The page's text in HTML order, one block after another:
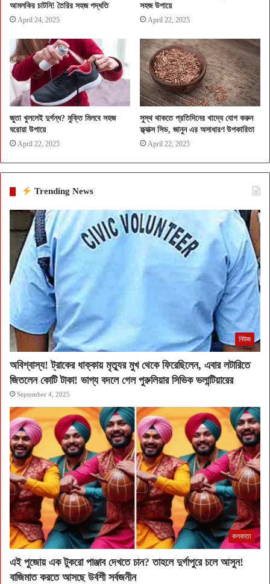
আমলকির চাটনি! তৈরির সহজ পদ্ধতি
April 24, 2025
সহজ উপায়ে
April 22, 2025
জুতা খুললেই দুর্গন্ধ? মুক্তি মিলবে সহজ
ঘরোয়া উপায়ে
April 22, 2025
সুস্থ থাকতে প্রতিদিনের খাদ্যে যোগ করুন
ফ্ল্যাক্স সিড, জানুন এর অসাধারণ উপকারিতা
April 22, 2025
Trending News
নিউজ
অবিশ্বাস্য! ট্রাকের ধাক্কায় মৃত্যুর মুখ থেকে ফিরেছিলেন, এবার লটারিতে
জিতলেন কোটি টাকা! ভাগ্য বদলে গেল পুরুলিয়ার সিভিক ভলান্টিয়ারের
September 4, 2025
কলকাতা
এই পুজোয় এক টুকরো পাঞ্জাব দেখতে চান? তাহলে দুর্গাপুরে চলে আসুন!
বাজিমাত করতে আসছে উর্বশী সর্বজনীন